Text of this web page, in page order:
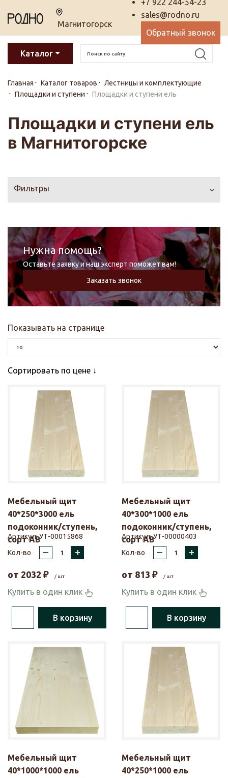
Магнитогорск
+7 922 244-54-23
sales@rodno.ru
Обратный звонок
Каталог
Главная Каталог товаров
Лестницы и комплектующие
Площадки и ступени
Площадки и ступени ель
Площадки и ступени ель
в Магнитогорске
Фильтры
Нужна помощь?
Оставьте заявку и наш эксперт поможет вам!
Заказать звонок
Показывать на странице
Сортировать по цене
Мебельный щит
40*250*3000 ель
подоконник/ступень,
сорт АВ
Артикул:УТ-00015868
Кол-во
– +
от 2032 ₽ / шт
Купить в один клик
В корзину
Мебельный щит
40*300*1000 ель
подоконник/ступень,
сорт АВ
Артикул:УТ-00000403
Кол-во
– +
от 813 ₽ / шт
Купить в один клик
В корзину
Мебельный щит
40*1000*1000 ель
Мебельный щит
40*250*1000 ель